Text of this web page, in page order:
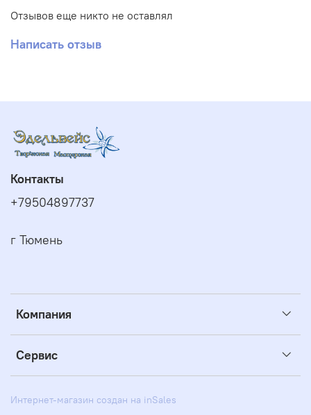
Отзывов еще никто не оставлял
Написать отзыв
Компания
Сервис
Контакты
+79504897737
г Тюмень
Интернет-магазин создан на inSales